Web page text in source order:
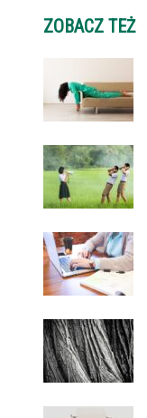
ZOBACZ TEŻ